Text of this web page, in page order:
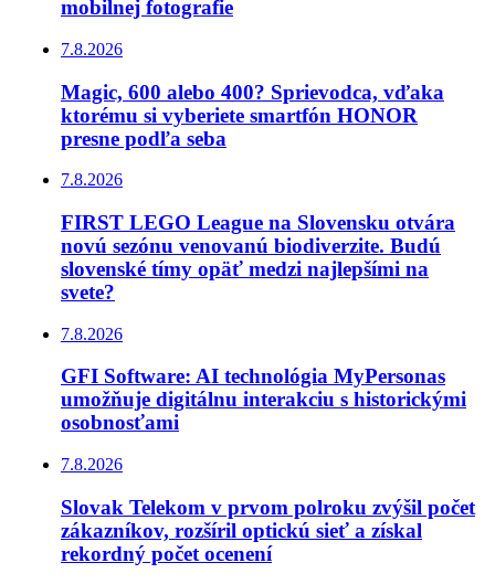
mobilnej fotografie
7.8.2026
Magic, 600 alebo 400? Sprievodca, vďaka
ktorému si vyberiete smartfón HONOR
presne podľa seba
7.8.2026
FIRST LEGO League na Slovensku otvára
novú sezónu venovanú biodiverzite. Budú
slovenské tímy opäť medzi najlepšími na
svete?
7.8.2026
GFI Software: AI technológia MyPersonas
umožňuje digitálnu interakciu s historickými
osobnosťami
7.8.2026
Slovak Telekom v prvom polroku zvýšil počet
zákazníkov, rozšíril optickú sieť a získal
rekordný počet ocenení